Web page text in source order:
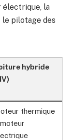
la
le pilotage des
hybride
thermique